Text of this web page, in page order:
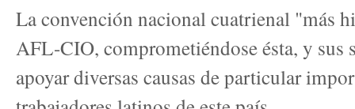
La convención nacional cuatrienal "más
AFL-CIO, comprometiéndose ésta, y sus
apoyar diversas causas de particular